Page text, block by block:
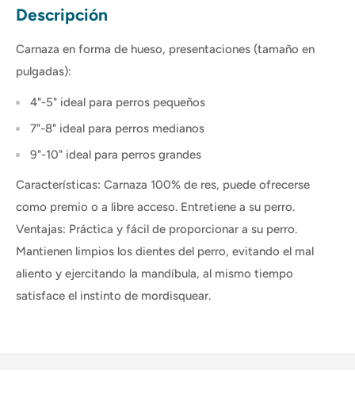
Descripción
Carnaza en forma de hueso, presentaciones (tamaño en
pulgadas):
4"-5" ideal para perros pequeños
7"-8" ideal para perros medianos
9"-10" ideal para perros grandes
Características: Carnaza 100% de res, puede ofrecerse
como premio o a libre acceso. Entretiene a su perro.
Ventajas: Práctica y fácil de proporcionar a su perro.
Mantienen limpios los dientes del perro, evitando el mal
aliento y ejercitando la mandíbula, al mismo tiempo
satisface el instinto de mordisquear.